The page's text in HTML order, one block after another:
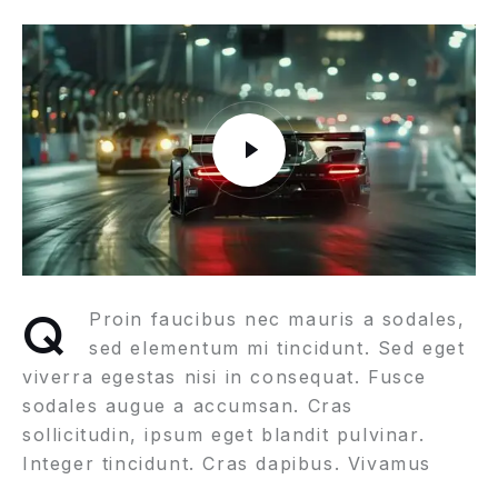
Q
Proin faucibus nec mauris a sodales,
sed elementum mi tincidunt. Sed eget
viverra egestas nisi in consequat. Fusce
sodales augue a accumsan. Cras
sollicitudin, ipsum eget blandit pulvinar.
Integer tincidunt. Cras dapibus. Vivamus